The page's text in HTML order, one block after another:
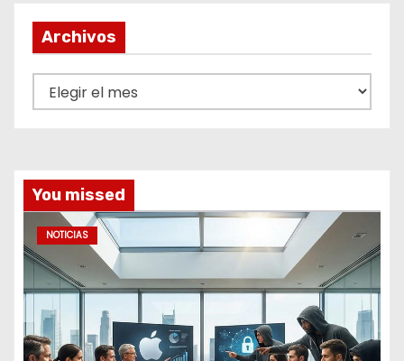
a
s
Archivos
r
i
v
s
You missed
NOTICIAS